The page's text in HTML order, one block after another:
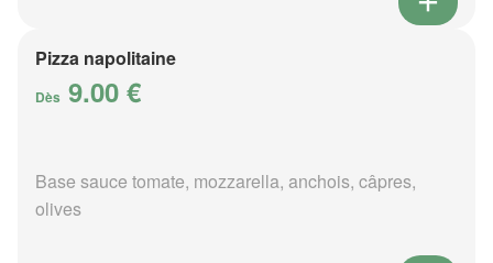
Pizza napolitaine
Dès 9.00 €
Base sauce tomate, mozzarella, anchois, câpres,
olives